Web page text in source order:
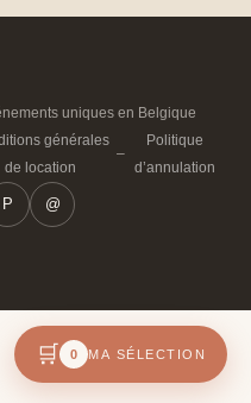
uniques en Belgique
générales
de location
–
Politique
d’annulation
P @
🛒 0 MA SÉLECTION